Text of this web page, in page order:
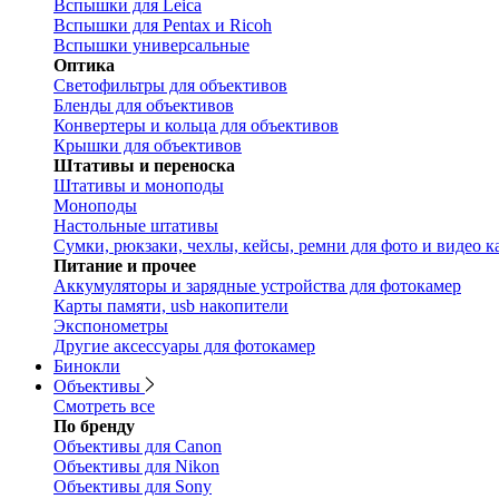
Вспышки для Leica
Вспышки для Pentax и Ricoh
Вспышки универсальные
Оптика
Светофильтры для объективов
Бленды для объективов
Конвертеры и кольца для объективов
Крышки для объективов
Штативы и переноска
Штативы и моноподы
Моноподы
Настольные штативы
Сумки, рюкзаки, чехлы, кейсы, ремни для фото и видео
Питание и прочее
Аккумуляторы и зарядные устройства для фотокамер
Карты памяти, usb накопители
Экспонометры
Другие аксессуары для фотокамер
Бинокли
Объективы
Смотреть все
По бренду
Объективы для Canon
Объективы для Nikon
Объективы для Sony